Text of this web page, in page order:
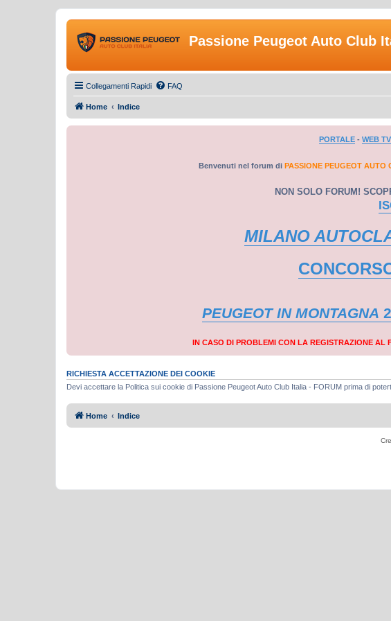
Passione Peugeot Auto Club
Collegamenti Rapidi FAQ
Home Indice
PORTALE - WEB TV
Benvenuti nel forum di PASSIONE PEUGEOT AUTO
NON SOLO FORUM!
MILANO
PEUGEOT IN MONTAGNA
IN CASO DI PROBLEMI CON LA REGISTRAZIONE AL
RICHIESTA ACCETTAZIONE DEI COOKIE
Devi accettare la Politica sui cookie di Passione Peugeot Auto Club Italia - FORUM prima di
Home Indice